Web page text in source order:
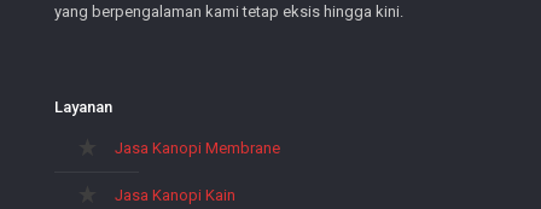
yang berpengalaman kami tetap eksis hingga kini.
Layanan
Jasa Kanopi Membrane
Jasa Kanopi Kain